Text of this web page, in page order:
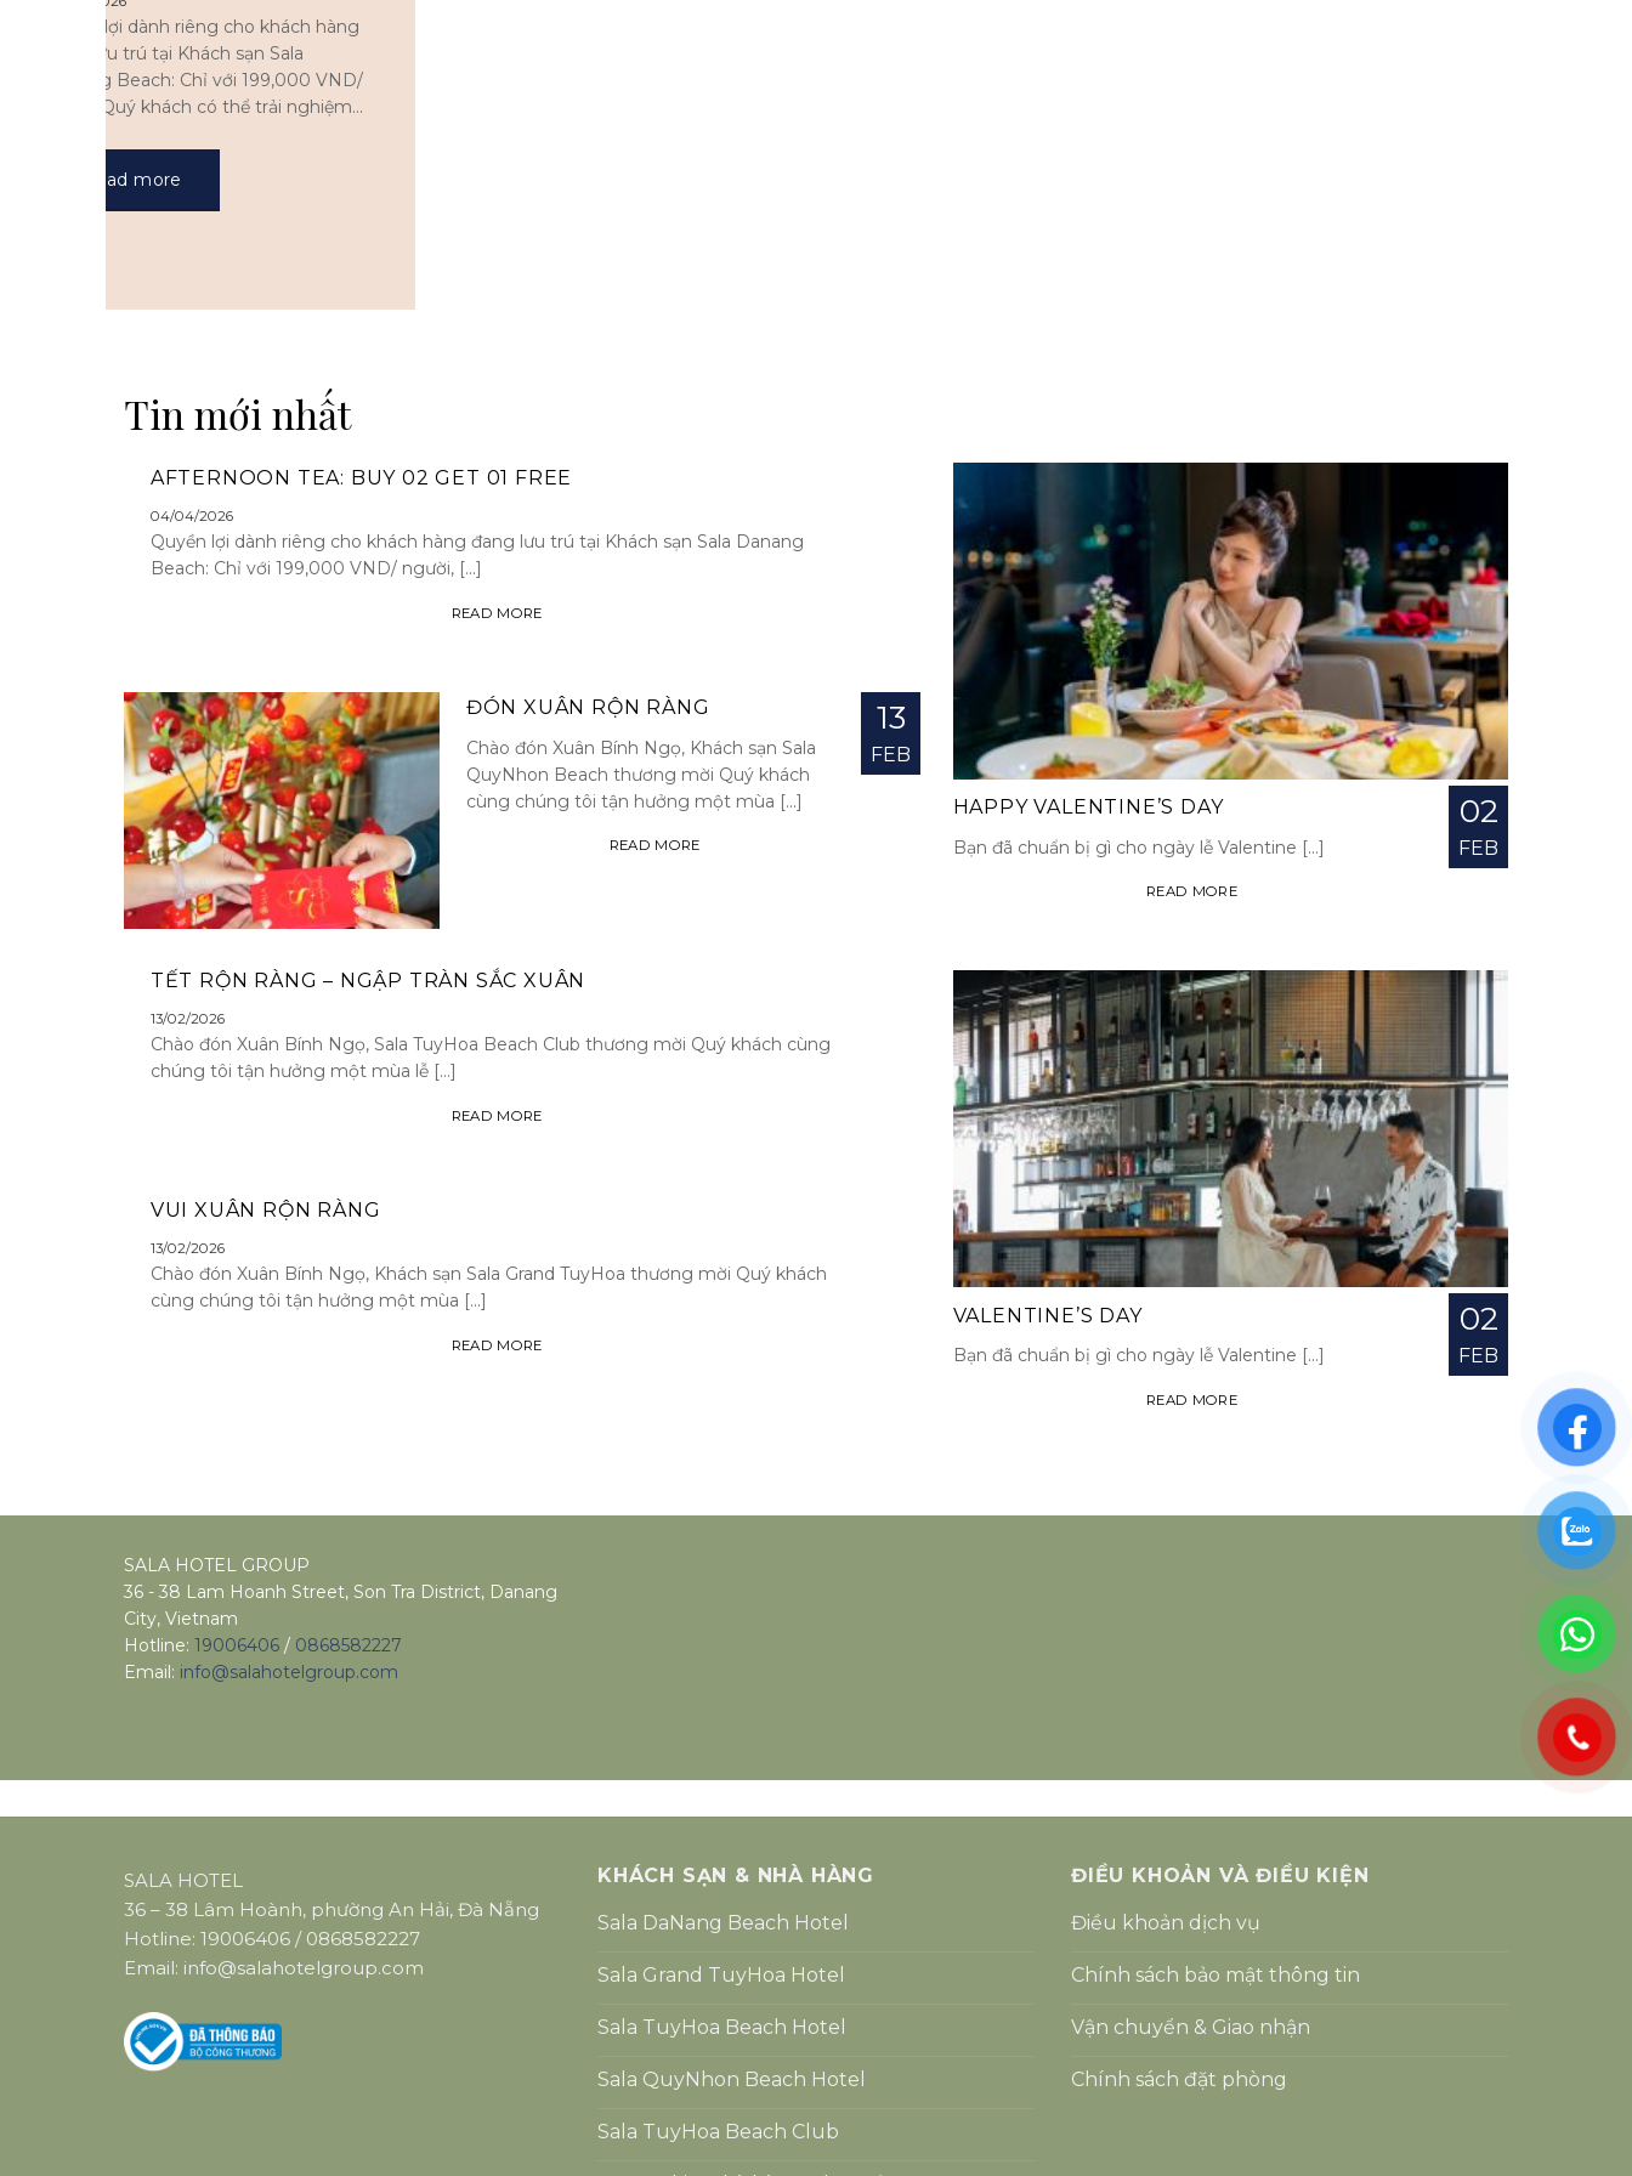
Quyền lợi dành riêng cho khách hàng
đang lưu trú tại Khách sạn Sala
Danang Beach: Chỉ với 199,000 VND/
người, Quý khách có thể trải nghiệm
Read more
Tin mới nhất
AFTERNOON TEA: BUY 02 GET 01 FREE
04/04/2026
Quyền lợi dành riêng cho khách hàng đang lưu trú tại Khách sạn Sala Danang
Beach: Chỉ với 199,000 VND/ người, [...]
READ MORE
ĐÓN XUÂN RỘN RÀNG
Chào đón Xuân Bính Ngọ, Khách sạn Sala
QuyNhon Beach thương mời Quý khách
cùng chúng tôi tận hưởng một mùa [...]
READ MORE
13
FEB
TẾT RỘN RÀNG – NGẬP TRÀN SẮC XUÂN
13/02/2026
Chào đón Xuân Bính Ngọ, Sala TuyHoa Beach Club thương mời Quý khách cùng
chúng tôi tận hưởng một mùa lễ [...]
READ MORE
VUI XUÂN RỘN RÀNG
13/02/2026
Chào đón Xuân Bính Ngọ, Khách sạn Sala Grand TuyHoa thương mời Quý khách
cùng chúng tôi tận hưởng một mùa [...]
READ MORE
HAPPY VALENTINE’S DAY
Bạn đã chuẩn bị gì cho ngày lễ Valentine [...]
READ MORE
02
FEB
VALENTINE’S DAY
Bạn đã chuẩn bị gì cho ngày lễ Valentine [...]
READ MORE
02
FEB
SALA HOTEL GROUP
36 - 38 Lam Hoanh Street, Son Tra District, Danang
City, Vietnam
Hotline: 19006406 / 0868582227
Email: info@salahotelgroup.com
SALA HOTEL
36 – 38 Lâm Hoành, phường An Hải, Đà Nẵng
Hotline: 19006406 / 0868582227
Email: info@salahotelgroup.com
KHÁCH SẠN & NHÀ HÀNG
Sala DaNang Beach Hotel
Sala Grand TuyHoa Hotel
Sala TuyHoa Beach Hotel
Sala QuyNhon Beach Hotel
Sala TuyHoa Beach Club
ĐIỀU KHOẢN VÀ ĐIỀU KIỆN
Điều khoản dịch vụ
Chính sách bảo mật thông tin
Vận chuyển & Giao nhận
Chính sách đặt phòng